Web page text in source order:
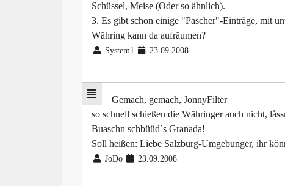
Schüssel, Meise (Oder so ähnlich).
3. Es gibt schon einige "Pascher"-Einträge, mit
Währing kann da aufräumen?
System1 23.09.2008
Gemach, gemach, JonnyFilter
so schnell schießen die Währinger auch nicht,
Buaschn schbüüd´s Granada!
Soll heißen: Liebe Salzburg-Umgebunger, ihr
JoDo 23.09.2008